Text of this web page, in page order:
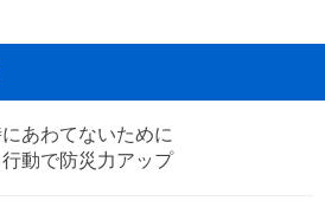
あわてないために
動で防災力アップ